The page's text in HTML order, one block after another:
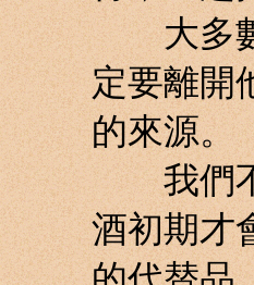
大多數
定要離開
的來源。
我們不
酒初期才